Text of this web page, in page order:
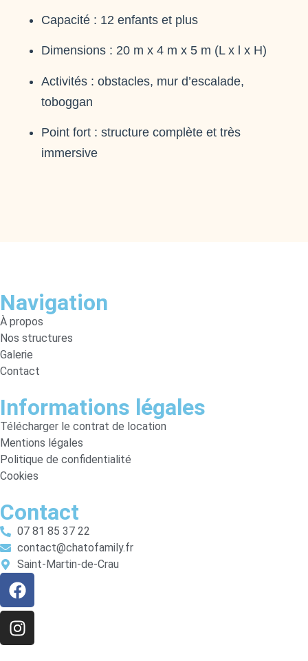
Capacité : 12 enfants et plus
Dimensions : 20 m x 4 m x 5 m (L x l x H)
Activités : obstacles, mur d’escalade,
toboggan
Point fort : structure complète et très
immersive
Navigation
À propos
Nos structures
Galerie
Contact
Informations légales
Télécharger le contrat de location
Mentions légales
Politique de confidentialité
Cookies
Contact
07 81 85 37 22
contact@chatofamily.fr
Saint-Martin-de-Crau